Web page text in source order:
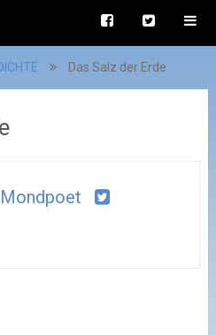
Das Salz der Erde
Mondpoet